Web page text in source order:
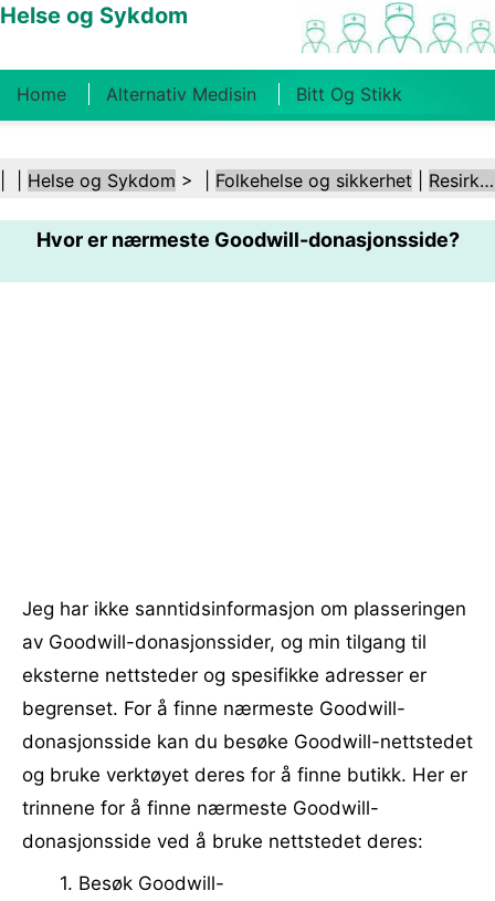
Helse og Sykdom
Home Alternativ Medisin Bitt Og Stikk
Kosthold Og Ernæring Familiehelse
Helsebransjen Psykisk Helse Folkehelse Og
Sikkerhet Kirurgi Og Prosedyrer Helse
Helse og Sykdom > | Folkehelse og sikkerhet Resirkulering
Hvor er nærmeste Goodwill-donasjonsside?
Jeg har ikke sanntidsinformasjon om plasseringen
av Goodwill-donasjonssider, og min tilgang til
eksterne nettsteder og spesifikke adresser er
begrenset. For å finne nærmeste Goodwill-
donasjonsside kan du besøke Goodwill-nettstedet
og bruke verktøyet deres for å finne butikk. Her er
trinnene for å finne nærmeste Goodwill-
donasjonsside ved å bruke nettstedet deres:
1. Besøk Goodwill-